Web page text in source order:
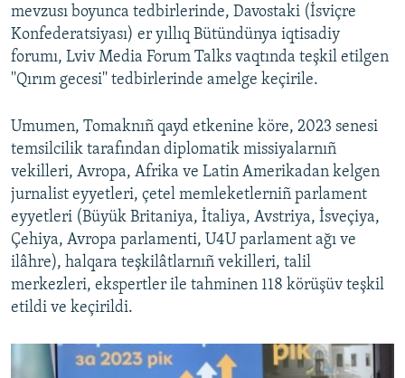
mevzusı boyunca tedbirlerinde, Davostaki (İsviçre
Konfederatsiyası) er yıllıq Bütündünya iqtisadiy
forumı, Lviv Media Forum Talks vaqtında teşkil etilgen
''Qırım gecesi'' tedbirlerinde amelge keçirile.
Umumen, Tomaknıñ qayd etkenine köre, 2023 senesi
temsilcilik tarafından diplomatik missiyalarnıñ
vekilleri, Avropa, Afrika ve Latin Amerikadan kelgen
jurnalist eyyetleri, çetel memleketlerniñ parlament
eyyetleri (Büyük Britaniya, İtaliya, Avstriya, İsveçiya,
Çehiya, Avropa parlamenti, U4U parlament ağı ve
ilâhre), halqara teşkilâtlarnıñ vekilleri, talil
merkezleri, ekspertler ile tahminen 118 körüşüv teşkil
etildi ve keçirildi.